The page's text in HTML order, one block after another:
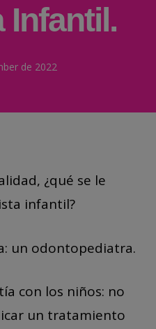
Infantil.
de 2022
¿qué se le
infantil?
un odontopediatra.
con los niños: no
un tratamiento